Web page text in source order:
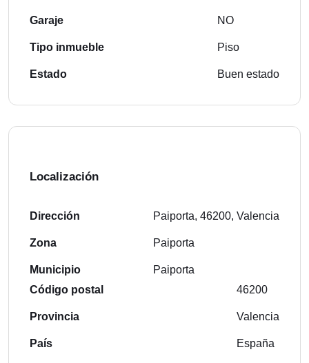
Garaje
Tipo inmueble
Estado
NO
Piso
Buen estado
Localización
Dirección
Zona
Municipio
Paiporta, 46200, Valencia
Paiporta
Paiporta
Código postal
Provincia
País
46200
Valencia
España